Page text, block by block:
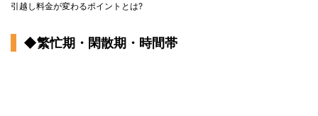
引越し料金が変わるポイントとは?
◆繁忙期・閑散期・時間帯